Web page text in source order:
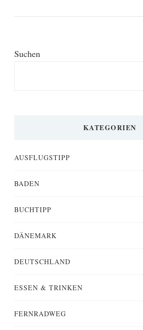
Suchen
KATEGORIEN
AUSFLUGSTIPP
BADEN
BUCHTIPP
DÄNEMARK
DEUTSCHLAND
ESSEN & TRINKEN
FERNRADWEG